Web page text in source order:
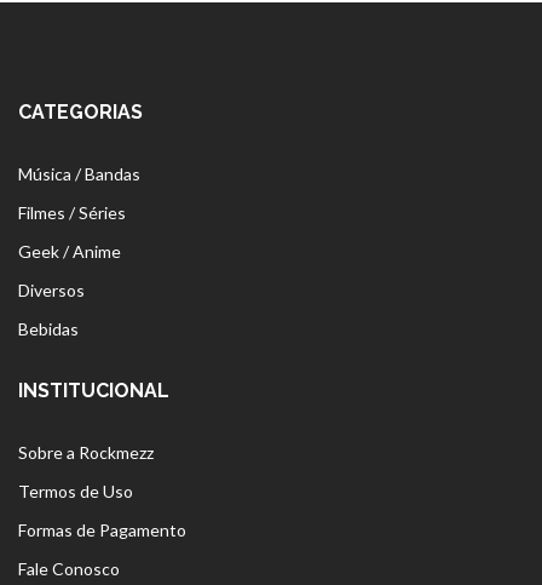
CATEGORIAS
Música / Bandas
Filmes / Séries
Geek / Anime
Diversos
Bebidas
INSTITUCIONAL
Sobre a Rockmezz
Termos de Uso
Formas de Pagamento
Fale Conosco